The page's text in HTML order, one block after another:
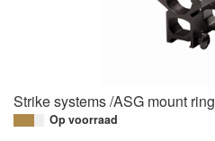
Strike systems /ASG mount
Op voorraad